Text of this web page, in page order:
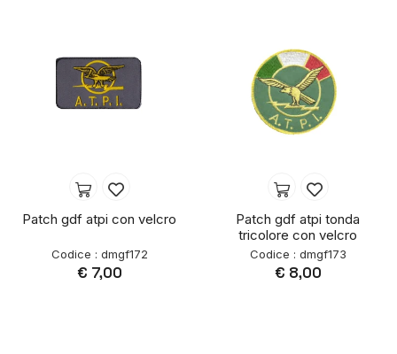
Patch gdf atpi con velcro
Codice : dmgf172
€ 7,00
Patch gdf atpi tonda
tricolore con velcro
Codice : dmgf173
€ 8,00